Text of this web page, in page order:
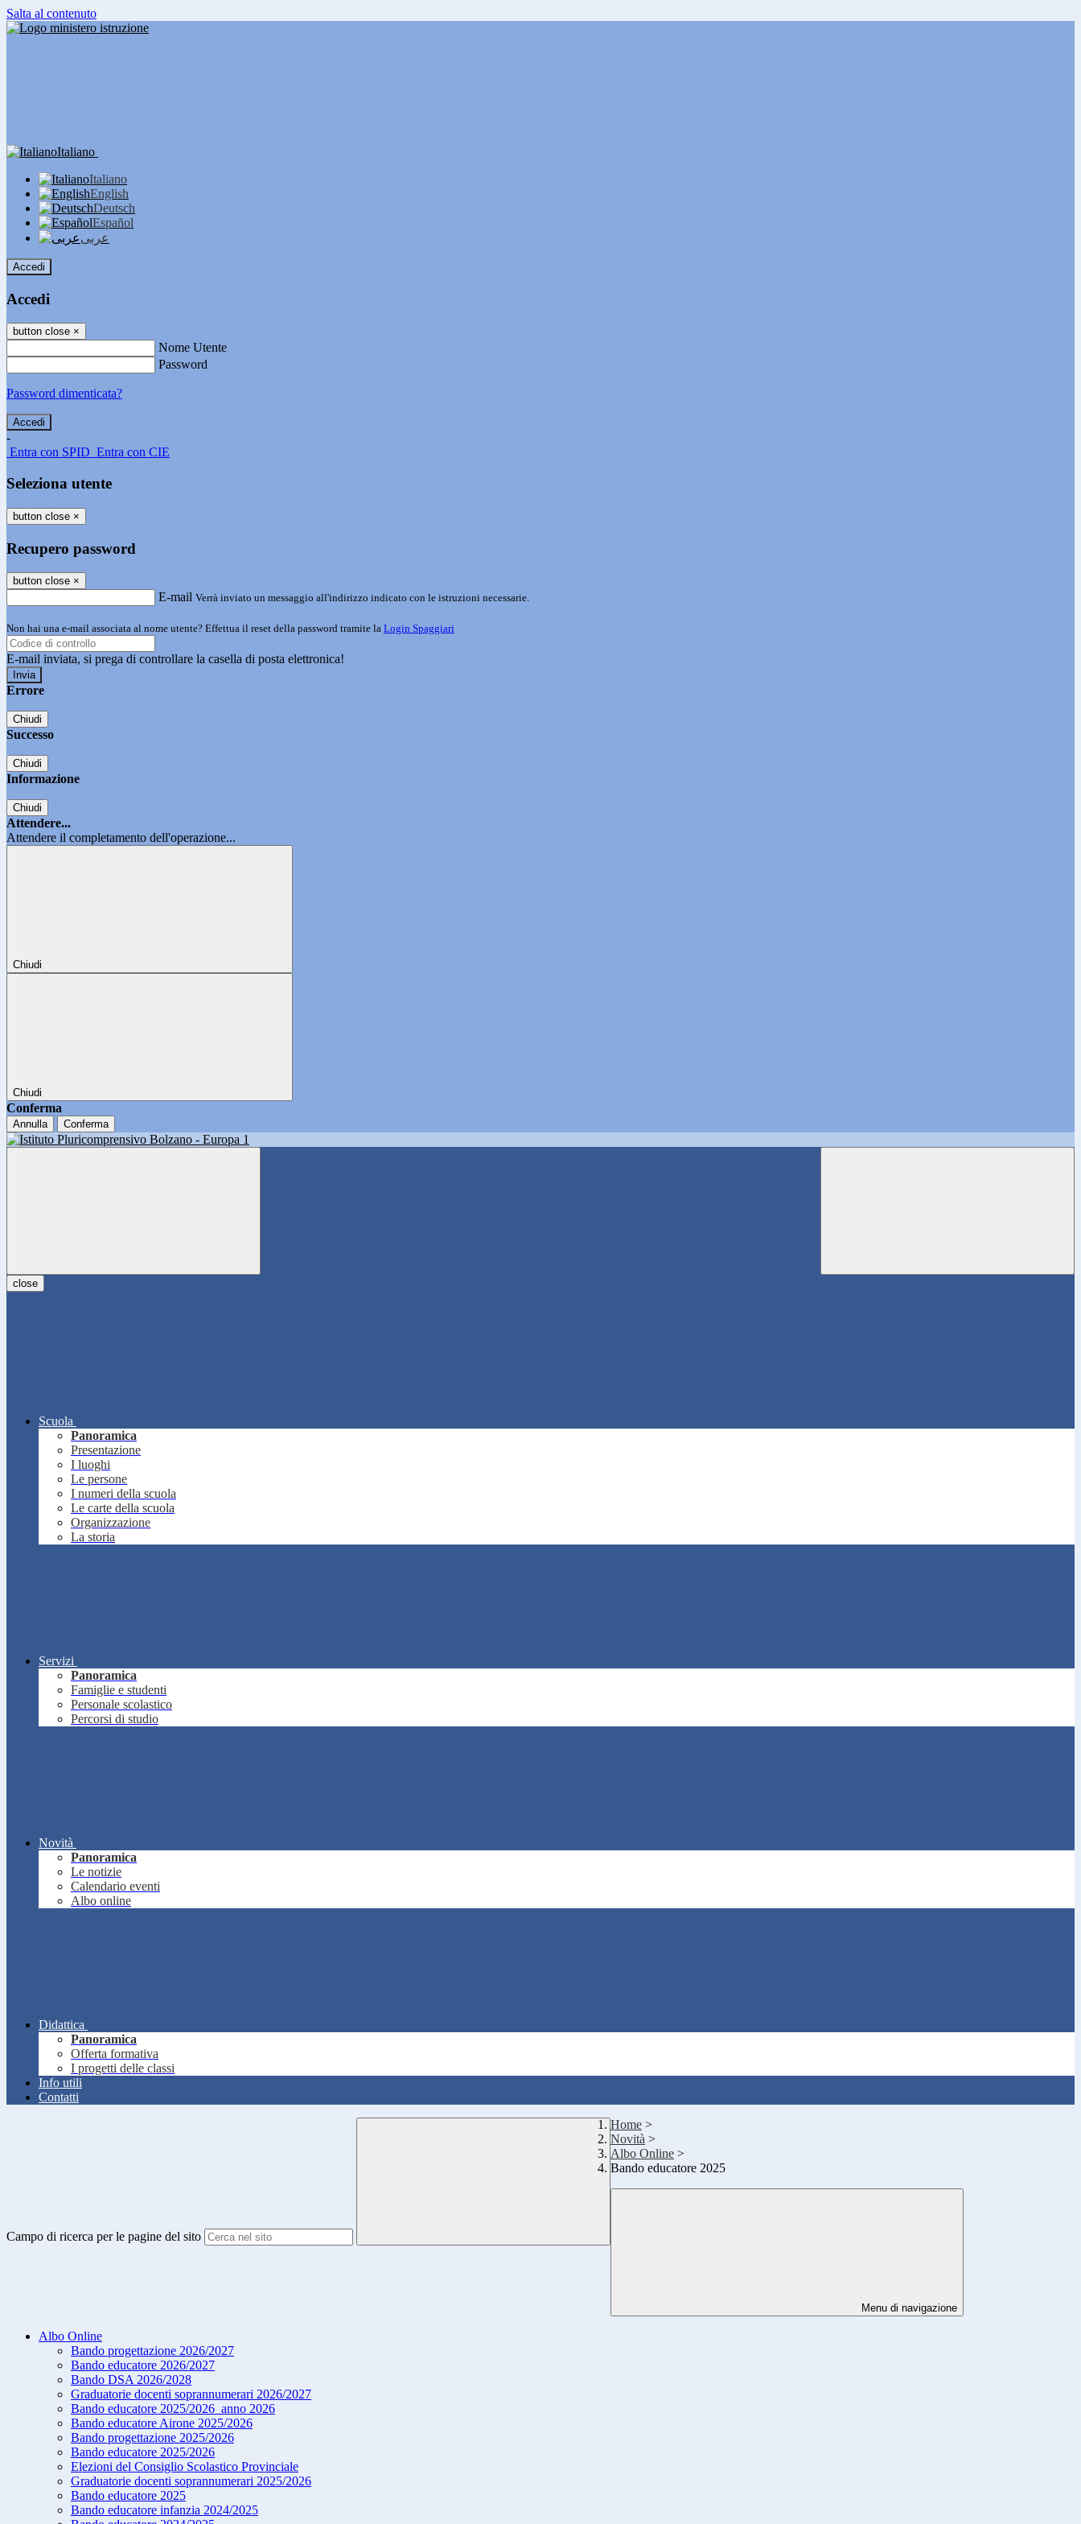
Salta al contenuto
Italiano
Italiano
English
Deutsch
Español
عربى
Accedi
Accedi
button close ×
Nome Utente
Password
Password dimenticata?
-
Entra con SPID Entra con CIE
Seleziona utente
button close ×
Recupero password
button close ×
E-mail Verrà inviato un messaggio all'indirizzo indicato con le istruzioni necessarie.
Non hai una e-mail associata al nome utente? Effettua il reset della password tramite la Login Spaggiari
E-mail inviata, si prega di controllare la casella di posta elettronica!
Errore
Chiudi
Successo
Chiudi
Informazione
Chiudi
Attendere...
Attendere il completamento dell'operazione...
Chiudi
Chiudi
Conferma
Annulla Conferma
close
Scuola
Panoramica
Presentazione
I luoghi
Le persone
I numeri della scuola
Le carte della scuola
Organizzazione
La storia
Servizi
Panoramica
Famiglie e studenti
Personale scolastico
Percorsi di studio
Novità
Panoramica
Le notizie
Calendario eventi
Albo online
Didattica
Panoramica
Offerta formativa
I progetti delle classi
Info utili
Contatti
Campo di ricerca per le pagine del sito
Home >
Novità >
Albo Online >
Bando educatore 2025
Menu di navigazione
Albo Online
Bando progettazione 2026/2027
Bando educatore 2026/2027
Bando DSA 2026/2028
Graduatorie docenti soprannumerari 2026/2027
Bando educatore 2025/2026_anno 2026
Bando educatore Airone 2025/2026
Bando progettazione 2025/2026
Bando educatore 2025/2026
Elezioni del Consiglio Scolastico Provinciale
Graduatorie docenti soprannumerari 2025/2026
Bando educatore 2025
Bando educatore infanzia 2024/2025